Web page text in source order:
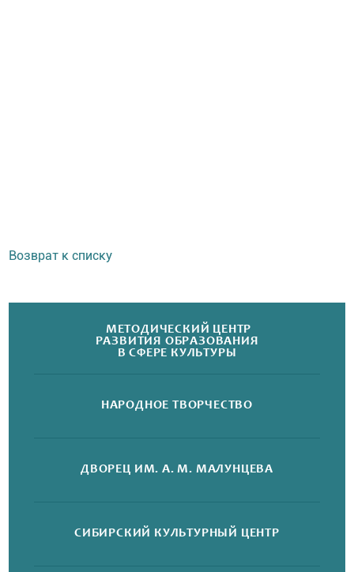
Возврат к списку
МЕТОДИЧЕСКИЙ ЦЕНТР
РАЗВИТИЯ ОБРАЗОВАНИЯ
В СФЕРЕ КУЛЬТУРЫ
НАРОДНОЕ ТВОРЧЕСТВО
ДВОРЕЦ ИМ. А. М. МАЛУНЦЕВА
СИБИРСКИЙ КУЛЬТУРНЫЙ ЦЕНТР
cookie. Более подробную информацию
СОГЛАСЕН